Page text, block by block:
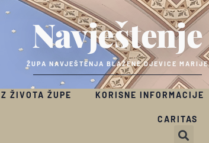
Navještenje
ŽUPA NAVJEŠTENJA BLAŽENE DJEVICE MARIJE
ŽIVOTA ŽUPE KORISNE INFORMACIJE
CARITAS